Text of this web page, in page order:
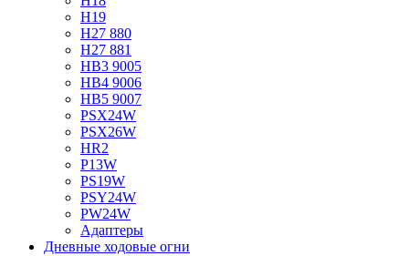
H19
H27 880
H27 881
HB3 9005
HB4 9006
HB5 9007
PSX24W
PSX26W
HR2
P13W
PS19W
PSY24W
PW24W
Адаптеры
Дневные ходовые огни